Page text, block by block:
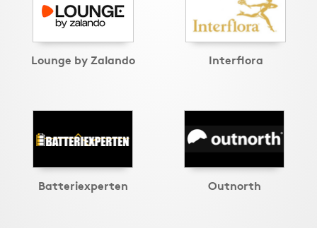
Lounge by Zalando Interflora
Batteriexperten Outnorth